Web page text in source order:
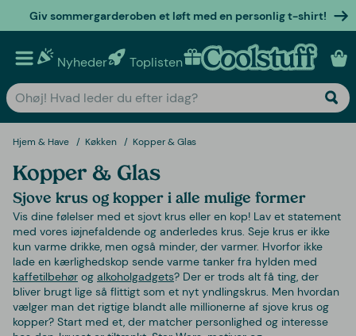
Giv sommergarderoben et løft med en personlig t-shirt!
Nyheder Toplisten Personlige gaver
Hjem & Have Køkken Kopper & Glas
Kopper & Glas
Sjove krus og kopper i alle mulige former
Vis dine følelser med et sjovt krus eller en kop! Lav et statement
med vores iøjnefaldende og anderledes krus. Seje krus er ikke
kun varme drikke, men også minder, der varmer. Hvorfor ikke
lade en kærlighedskop sende varme tanker fra hylden med
kaffetilbehør og alkoholgadgets? Der er trods alt få ting, der
bliver brugt lige så flittigt som et nyt yndlingskrus. Men hvordan
vælger man det rigtige blandt alle millionerne af sjove krus og
kopper? Start med et, der matcher personlighed og interesse